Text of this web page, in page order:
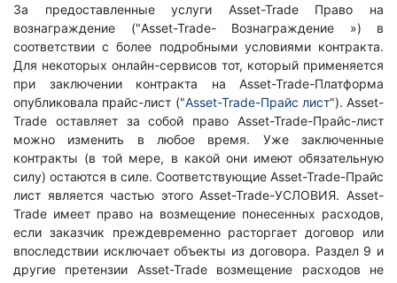
За предоставленные услуги Asset-Trade Право на
вознаграждение ("Asset-Trade- Вознаграждение ») в
соответствии с более подробными условиями контракта.
Для некоторых онлайн-сервисов тот, который применяется
при заключении контракта на Asset-Trade-Платформа
опубликовала прайс-лист ("Asset-Trade-Прайс лист"). Asset-
Trade оставляет за собой право Asset-Trade-Прайс-лист
можно изменить в любое время. Уже заключенные
контракты (в той мере, в какой они имеют обязательную
силу) остаются в силе. Соответствующие Asset-Trade-Прайс
лист является частью этого Asset-Trade-УСЛОВИЯ. Asset-
Trade имеет право на возмещение понесенных расходов,
если заказчик преждевременно расторгает договор или
впоследствии исключает объекты из договора. Раздел 9 и
другие претензии Asset-Trade возмещение расходов не